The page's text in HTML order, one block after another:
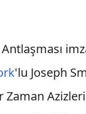
'lu Joseph
Zaman